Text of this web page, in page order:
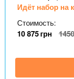
n
s
Идёт набор на
Стоимость:
10 875грн